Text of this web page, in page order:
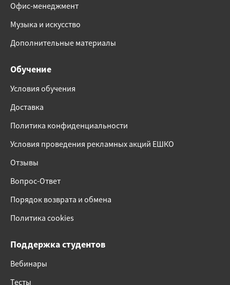
Офис-менеджмент
Музыка и искусство
Дополнительные материалы
Обучение
Условия обучения
Доставка
Политика конфиденциальности
Условия проведения рекламных акций ЕШКО
Отзывы
Вопрос-Ответ
Порядок возврата и обмена
Политика cookies
Поддержка студентов
Вебинары
Тесты